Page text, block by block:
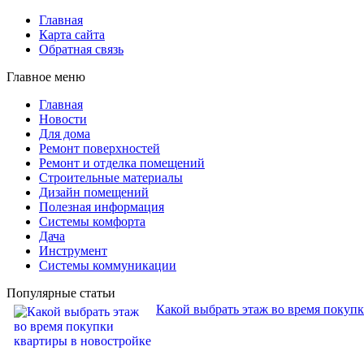
Главная
Карта сайта
Обратная связь
Главное меню
Главная
Новости
Для дома
Ремонт поверхностей
Ремонт и отделка помещений
Строительные материалы
Дизайн помещений
Полезная информация
Системы комфорта
Дача
Инструмент
Системы коммуникации
Популярные статьи
Какой выбрать этаж во время